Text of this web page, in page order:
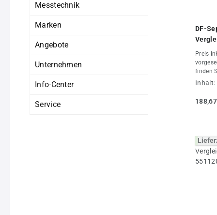
Messtechnik
Marken
Angebote
Unternehmen
Info-Center
Service
DF-
Preis
finden
Filter -
Ihrem
auf
jeder
keine
Inhalt: